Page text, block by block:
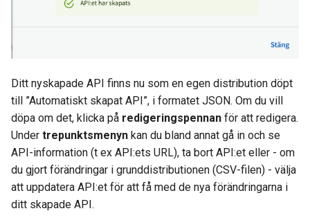
Ditt nyskapade API finns nu som en egen distribution döpt
till ”Automatiskt skapat API”, i formatet JSON. Om du vill
döpa om det, klicka på redigeringspennan för att redigera.
Under trepunktsmenyn kan du bland annat gå in och se
API-information (t ex API:ets URL), ta bort API:et eller - om
du gjort förändringar i grunddistributionen (CSV-filen) - välja
att uppdatera API:et för att få med de nya förändringarna i
ditt skapade API.